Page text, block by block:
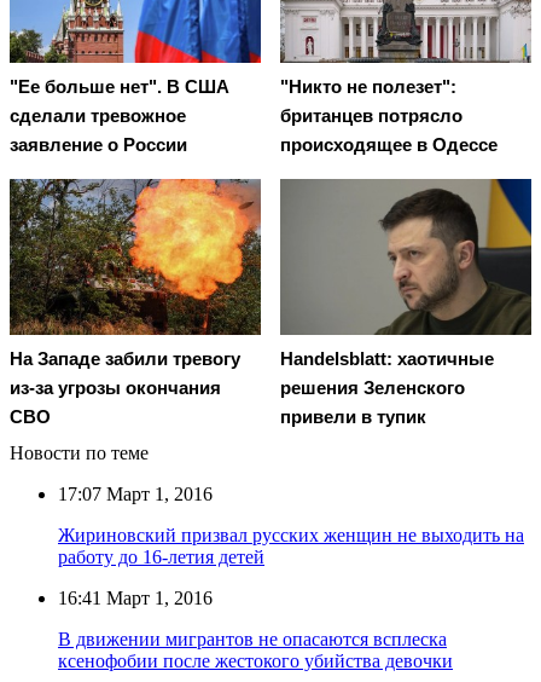
"Ее больше нет". В США
сделали тревожное
заявление о России
"Никто не полезет":
британцев потрясло
происходящее в Одессе
На Западе забили тревогу
из-за угрозы окончания
СВО
Handelsblatt: хаотичные
решения Зеленского
привели в тупик
Новости по теме
17:07 Март 1, 2016
Жириновский призвал русских женщин не выходить на
работу до 16-летия детей
16:41 Март 1, 2016
В движении мигрантов не опасаются всплеска
ксенофобии после жестокого убийства девочки